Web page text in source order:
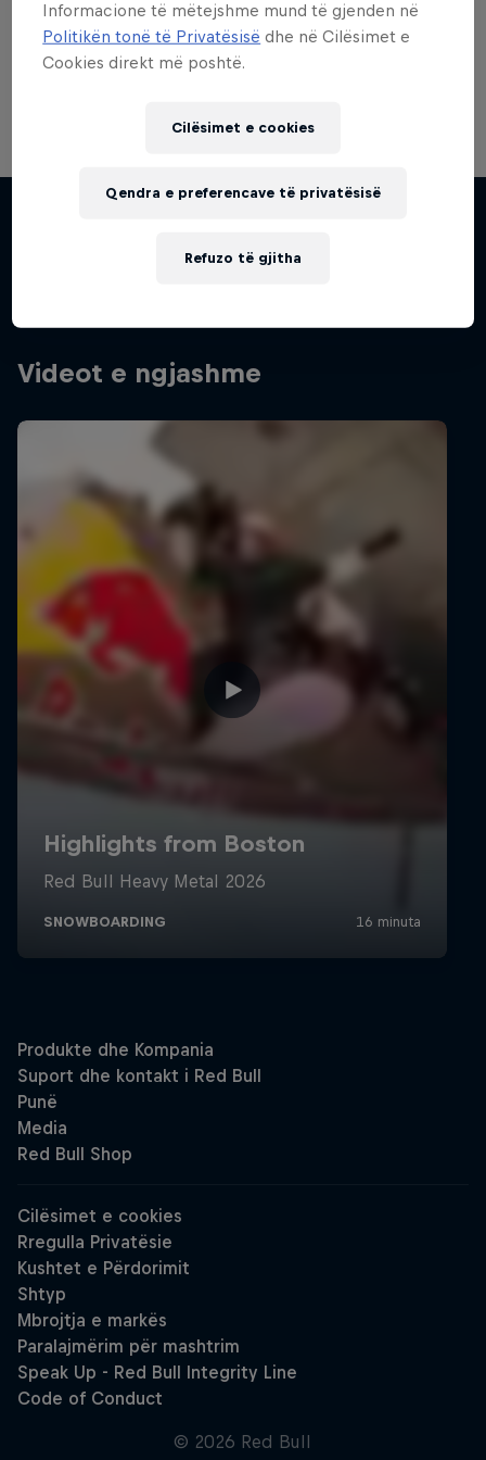
Partnerë
The life of an Australian snowboarding
SNOWBOARDING
Videot e ngjashme
Informacione të mëtejshme mund të gjenden në
Politikën tonë të Privatësisë dhe në Cilësimet e
Cookies direkt më poshtë.
Cilësimet e cookies
Refuzo të gjitha
Qendra e preferencave të privatësisë